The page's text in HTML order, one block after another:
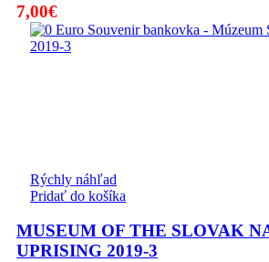
7,00€
Rýchly náhľad
Pridať do košíka
MUSEUM OF THE SLOVAK
UPRISING 2019-3